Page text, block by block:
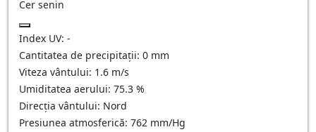
Cer senin
Index UV: -
Cantitatea de precipitații: 0 mm
Viteza vântului: 1.6 m/s
Umiditatea aerului: 75.3 %
Direcția vântului: Nord
Presiunea atmosferică: 762 mm/Hg